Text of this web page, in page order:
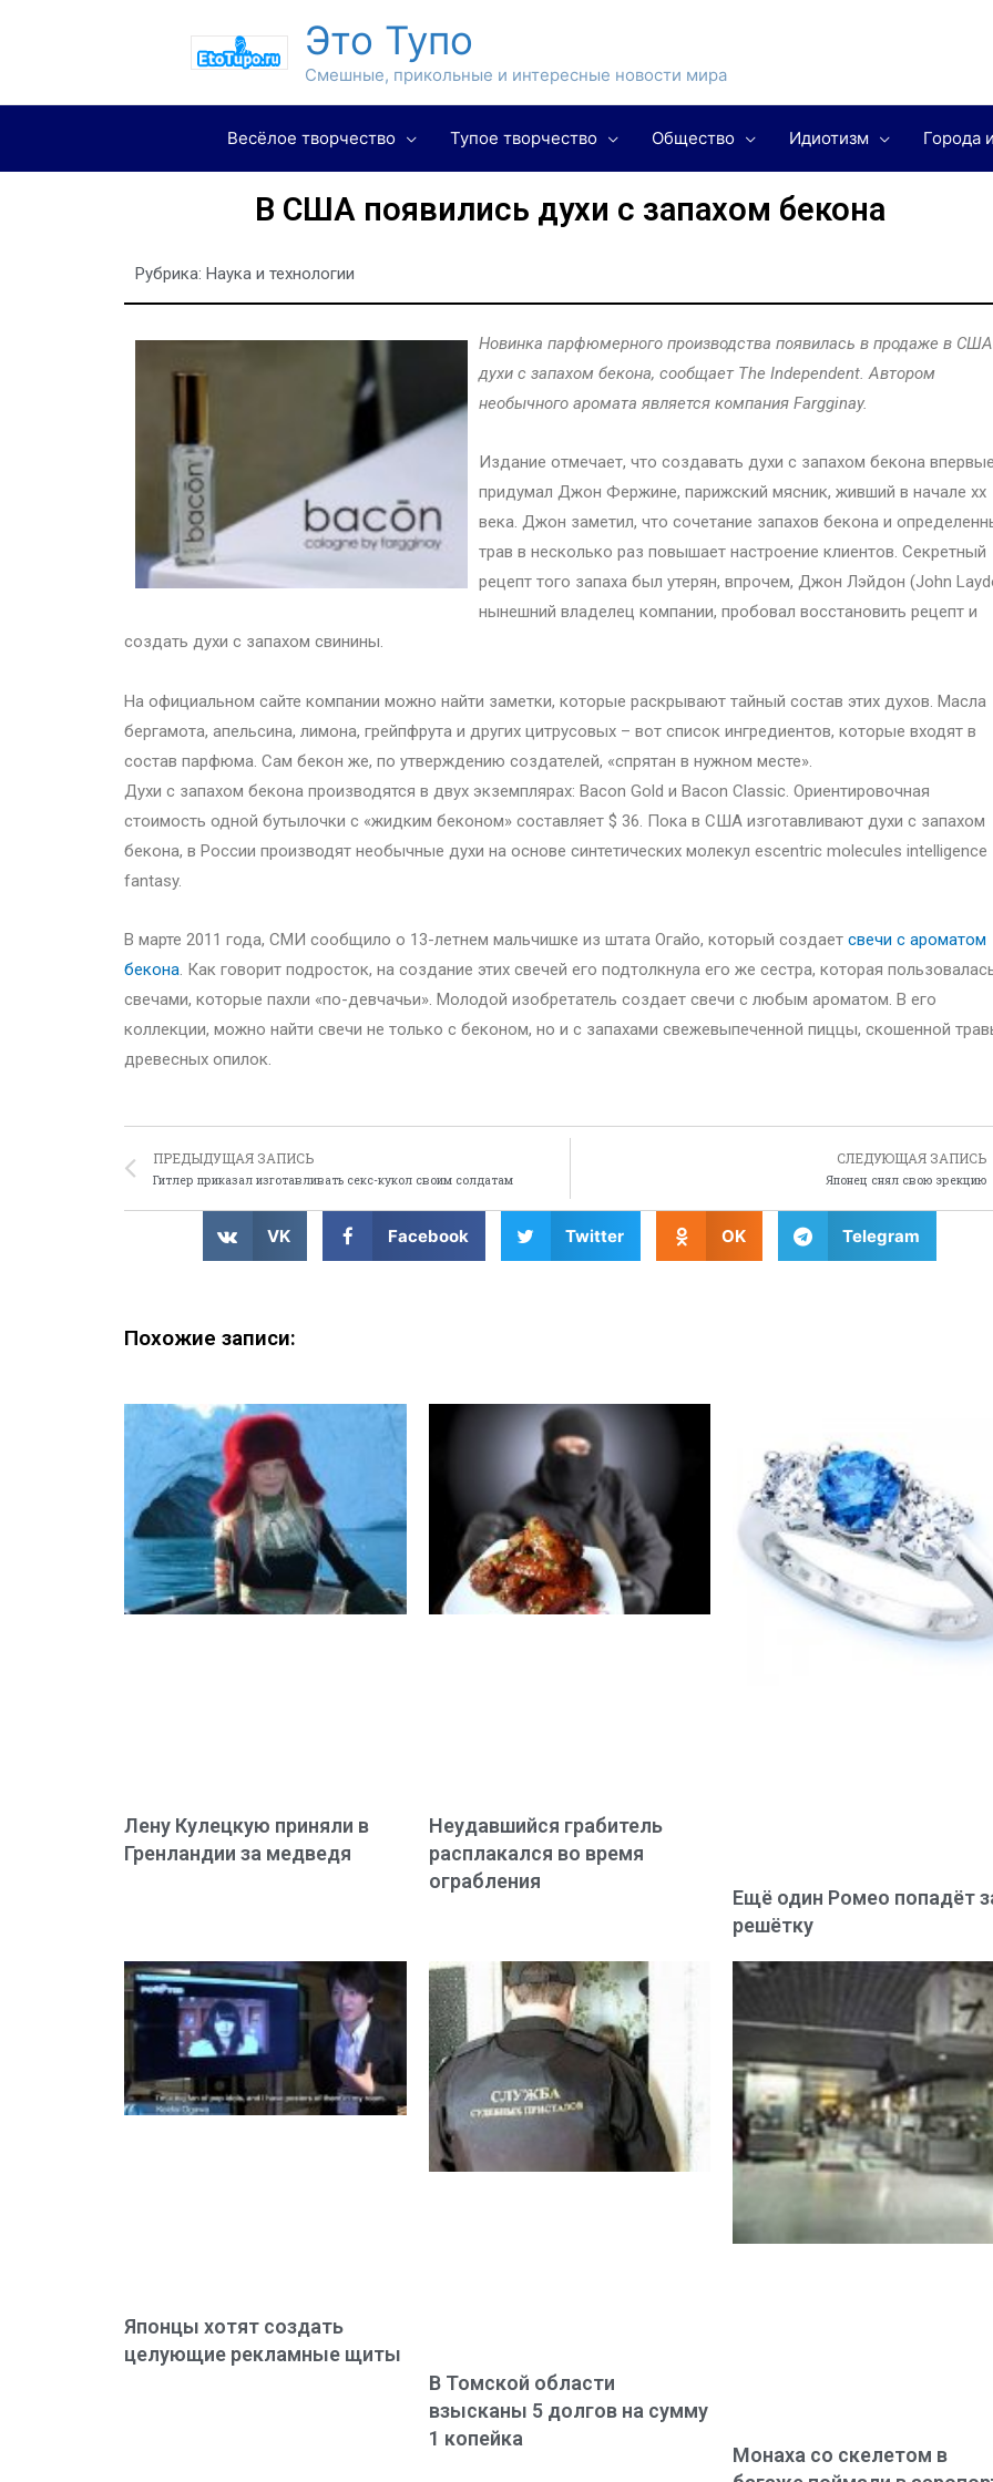
Это Тупо
Смешные, прикольные и интересные новости мира
Весёлое творчество Тупое творчество Общество Идиотизм Города
В США появились духи с запахом бекона
Рубрика: Наука и технологии
Новинка парфюмерного производства появилась в продаже в
духи с запахом бекона, сообщает The Independent. Автором
необычного аромата является компания Fargginay.
Издание отмечает, что создавать духи с запахом бекона
придумал Джон Фержине, парижский мясник, живший в начале xx
века. Джон заметил, что сочетание запахов бекона и
трав в несколько раз повышает настроение клиентов. Секретный
рецепт того запаха был утерян, впрочем, Джон Лэйдон (John
нынешний владелец компании, пробовал восстановить рецепт и
создать духи с запахом свинины.
На официальном сайте компании можно найти заметки, которые раскрывают тайный состав этих духов. Масла
бергамота, апельсина, лимона, грейпфрута и других цитрусовых – вот список ингредиентов, которые входят в
состав парфюма. Сам бекон же, по утверждению создателей, «спрятан в нужном месте».
Духи с запахом бекона производятся в двух экземплярах: Bacon Gold и Bacon Classic. Ориентировочная
стоимость одной бутылочки с «жидким беконом» составляет $ 36. Пока в США изготавливают духи с запахом
бекона, в России производят необычные духи на основе синтетических молекул escentric molecules intelligence
fantasy.
В марте 2011 года, СМИ сообщило о 13-летнем мальчишке из штата Огайо, который создает свечи с ароматом
бекона. Как говорит подросток, на создание этих свечей его подтолкнула его же сестра, которая
свечами, которые пахли «по-девчачьи». Молодой изобретатель создает свечи с любым ароматом. В его
коллекции, можно найти свечи не только с беконом, но и с запахами свежевыпеченной пиццы, скошенной
древесных опилок.
ПРЕДЫДУЩАЯ ЗАПИСЬ
Гитлер приказал изготавливать секс-кукол своим солдатам
СЛЕДУЮЩАЯ ЗАПИСЬ
Японец снял свою эрекцию
VK Facebook Twitter OK Telegram
Похожие записи:
Лену Кулецкую приняли в
Гренландии за медведя
Неудавшийся грабитель
расплакался во время
ограбления
Ещё один Ромео попадёт
решётку
Японцы хотят создать
целующие рекламные щиты
В Томской области
взысканы 5 долгов на сумму
1 копейка
Монаха со скелетом в